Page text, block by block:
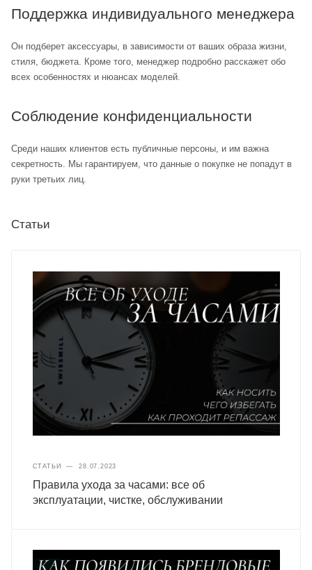
Поддержка индивидуального менеджера
Он подберет аксессуары, в зависимости от ваших образа жизни,
стиля, бюджета. Кроме того, менеджер подробно расскажет обо
всех особенностях и нюансах моделей.
Соблюдение конфиденциальности
Среди наших клиентов есть публичные персоны, и им важна
секретность. Мы гарантируем, что данные о покупке не попадут в
руки третьих лиц.
Статьи
СТАТЬИ — 28.07.2023
Правила ухода за часами: все об
эксплуатации, чистке, обслуживании